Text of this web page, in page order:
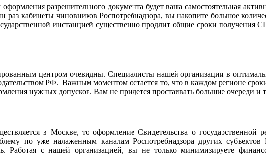
разрешительного документа будет ваша самостоятельная
кабинеты чиновников Роспотребнадзора, вы накопите большое
инстанцией существенно продлит общие сроки получения
центром очевидны. Специалисты нашей организации в
РФ. Важным моментом остается то, что в каждом регионе
нужных допусков. Вам не придется простаивать большие очереди и
в Москве, то оформление Свидетельства о
по уже налаженным каналам Роспотребнадзора других
Работая с нашей организацией, вы не только минимизируете